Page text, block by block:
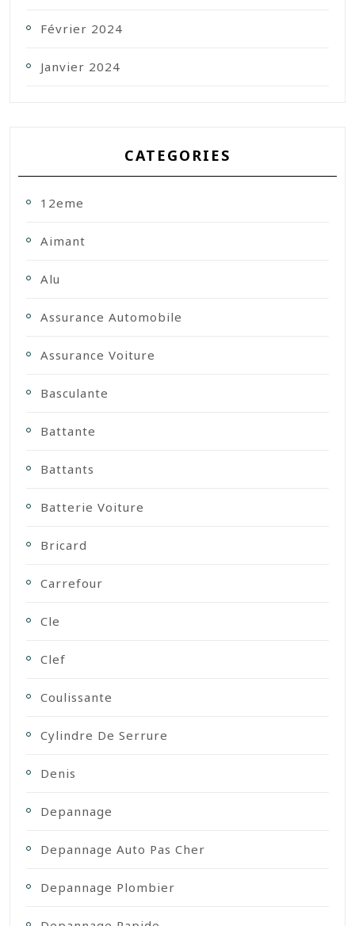
Février 2024
Janvier 2024
CATEGORIES
12eme
Aimant
Alu
Assurance Automobile
Assurance Voiture
Basculante
Battante
Battants
Batterie Voiture
Bricard
Carrefour
Cle
Clef
Coulissante
Cylindre De Serrure
Denis
Depannage
Depannage Auto Pas Cher
Depannage Plombier